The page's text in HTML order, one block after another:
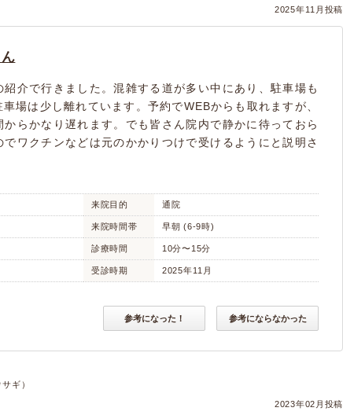
2025年11月投稿
介で行きました。混雑する道が多い中にあり、駐車場も
場は少し離れています。予約でWEBからも取れますが、
らかなり遅れます。でも皆さん院内で静かに待っておら
ワクチンなどは元のかかりつけで受けるようにと説明さ
来院目的 通院
来院時間帯 早朝 (6-9時)
診療時間 10分〜15分
受診時期 2025年11月
参考になった！ 参考にならなかった
ギ）
2023年02月投稿